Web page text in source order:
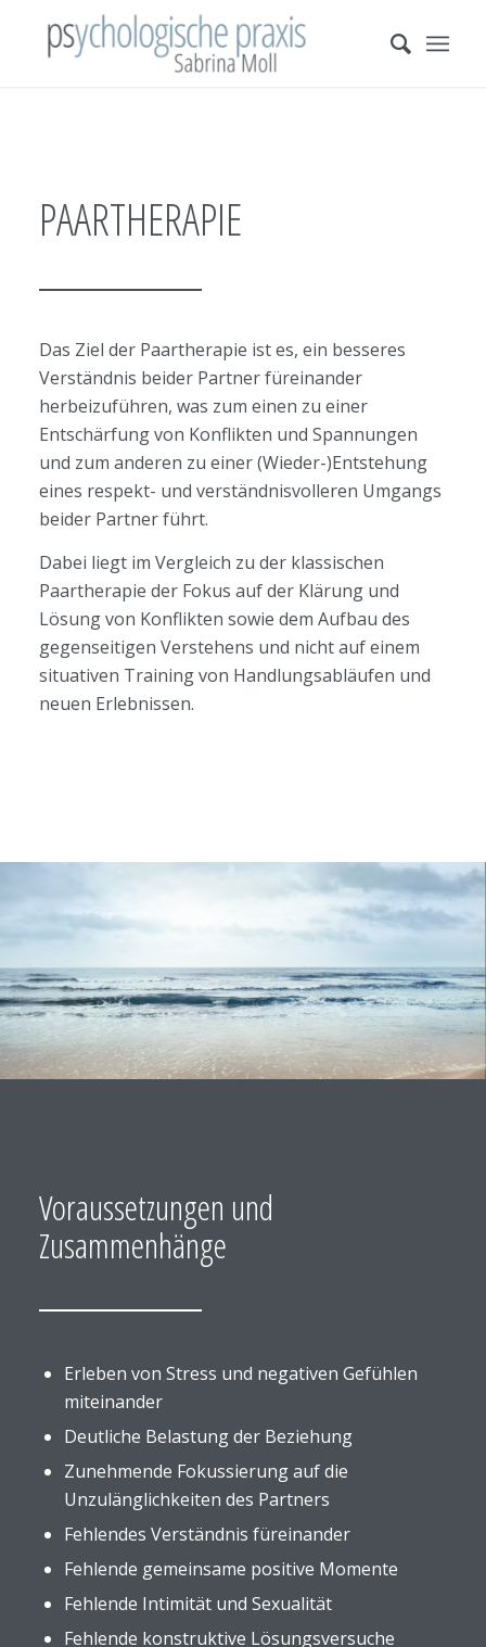
PAARTHERAPIE
Das Ziel der Paartherapie ist es, ein besseres
Verständnis beider Partner füreinander
herbeizuführen, was zum einen zu einer
Entschärfung von Konflikten und Spannungen
und zum anderen zu einer (Wieder-)Entstehung
eines respekt- und verständnisvolleren Umgangs
beider Partner führt.
Dabei liegt im Vergleich zu der klassischen
Paartherapie der Fokus auf der Klärung und
Lösung von Konflikten sowie dem Aufbau des
gegenseitigen Verstehens und nicht auf einem
situativen Training von Handlungsabläufen und
neuen Erlebnissen.
Voraussetzungen und
Zusammenhänge
Erleben von Stress und negativen Gefühlen
miteinander
Deutliche Belastung der Beziehung
Zunehmende Fokussierung auf die
Unzulänglichkeiten des Partners
Fehlendes Verständnis füreinander
Fehlende gemeinsame positive Momente
Fehlende Intimität und Sexualität
Fehlende konstruktive Lösungsversuche